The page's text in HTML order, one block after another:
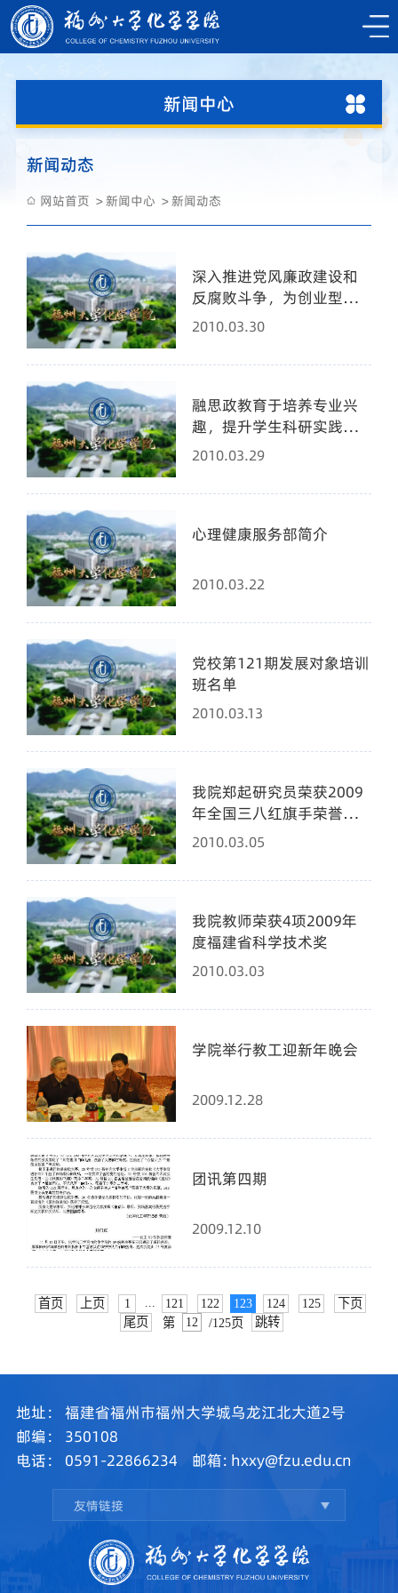
新闻中心
新闻动态
网站首页 新闻中心 新闻动态
深入推进党风廉政建设和
反腐败斗争，为创业型东
南强校建设提供坚强保障
2010.03.30
融思政教育于培养专业兴
趣，提升学生科研实践能
力中
2010.03.29
心理健康服务部简介
2010.03.22
党校第121期发展对象培训
班名单
2010.03.13
我院郑起研究员荣获2009
年全国三八红旗手荣誉称
号
2010.03.05
我院教师荣获4项2009年
度福建省科学技术奖
2010.03.03
学院举行教工迎新年晚会
2009.12.28
团讯第四期
2009.12.10
首页 上页 1 121 122 123 124 125
下页
尾页
第 /125页 跳转
地址：
福建省福州市福州大学城乌龙江北大道2号
邮编：
350108
电话：
0591-22866234 邮箱: hxxy@fzu.edu.cn
友情链接